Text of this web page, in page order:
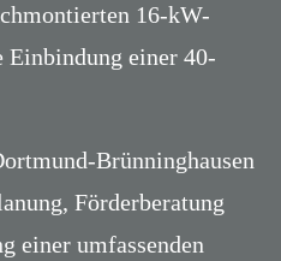
16-kW-
Einbindung einer 40-
Brünninghausen
Förderberatung
einer umfassenden